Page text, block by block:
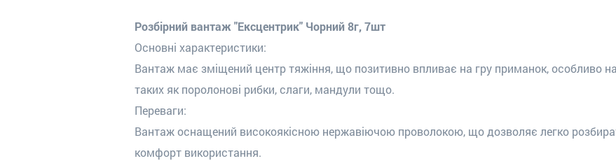
Розбірний вантаж "Ексцентрик" Чорний 8г, 7шт
Основні характеристики:
Вантаж має зміщений центр тяжіння, що позитивно впливає на гру приманок, особливо
таких як поролонові рибки, слаги, мандули тощо.
Переваги:
Вантаж оснащений високоякісною нержавіючою проволокою, що дозволяє легко
комфорт використання.